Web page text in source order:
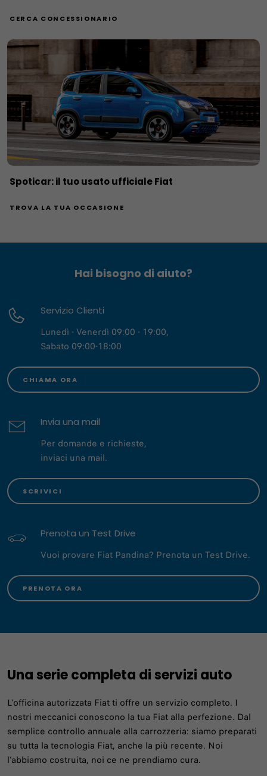
CERCA CONCESSIONARIO
Spoticar: il tuo usato ufficiale Fiat
TROVA LA TUA OCCASIONE
Hai bisogno di aiuto?
Servizio Clienti
Lunedì - Venerdì 09:00 - 19:00,
Sabato 09:00-18:00
CHIAMA ORA
Invia una mail
Per domande e richieste,
inviaci una mail.
SCRIVICI
Prenota un Test Drive
Vuoi provare Fiat Pandina? Prenota un Test Drive.
PRENOTA ORA
Una serie completa di servizi auto
L'officina autorizzata Fiat ti offre un servizio completo. I
nostri meccanici conoscono la tua Fiat alla perfezione. Dal
semplice controllo annuale alla carrozzeria: siamo preparati
su tutta la tecnologia Fiat, anche la più recente. Noi
l'abbiamo costruita, noi ce ne prendiamo cura.